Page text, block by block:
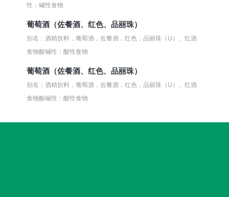
性：碱性食物
葡萄酒（佐餐酒、红色、品丽珠）
别名：酒精饮料，葡萄酒，佐餐酒，红色，品丽珠（U）、红酒
食物酸碱性：酸性食物
葡萄酒（佐餐酒、红色、品丽珠）
别名：酒精饮料，葡萄酒，佐餐酒，红色，品丽珠（U）、红酒
食物酸碱性：酸性食物